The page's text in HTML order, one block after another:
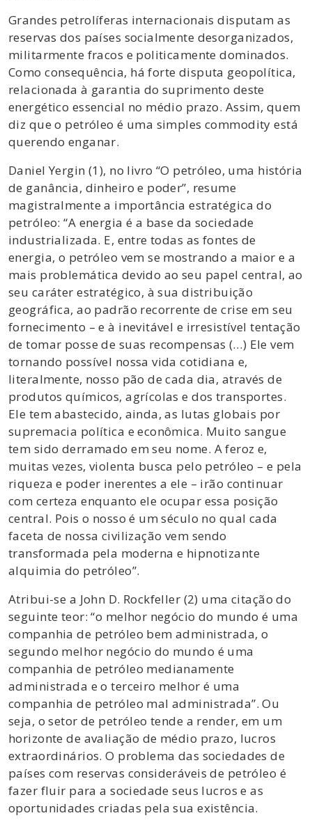
Grandes petrolíferas internacionais disputam as
reservas dos países socialmente desorganizados,
militarmente fracos e politicamente dominados.
Como consequência, há forte disputa geopolítica,
relacionada à garantia do suprimento deste
energético essencial no médio prazo. Assim, quem
diz que o petróleo é uma simples commodity está
querendo enganar.
Daniel Yergin (1), no livro “O petróleo, uma história
de ganância, dinheiro e poder”, resume
magistralmente a importância estratégica do
petróleo: “A energia é a base da sociedade
industrializada. E, entre todas as fontes de
energia, o petróleo vem se mostrando a maior e a
mais problemática devido ao seu papel central, ao
seu caráter estratégico, à sua distribuição
geográfica, ao padrão recorrente de crise em seu
fornecimento – e à inevitável e irresistível tentação
de tomar posse de suas recompensas (…) Ele vem
tornando possível nossa vida cotidiana e,
literalmente, nosso pão de cada dia, através de
produtos químicos, agrícolas e dos transportes.
Ele tem abastecido, ainda, as lutas globais por
supremacia política e econômica. Muito sangue
tem sido derramado em seu nome. A feroz e,
muitas vezes, violenta busca pelo petróleo – e pela
riqueza e poder inerentes a ele – irão continuar
com certeza enquanto ele ocupar essa posição
central. Pois o nosso é um século no qual cada
faceta de nossa civilização vem sendo
transformada pela moderna e hipnotizante
alquimia do petróleo”.
Atribui-se a John D. Rockfeller (2) uma citação do
seguinte teor: “o melhor negócio do mundo é uma
companhia de petróleo bem administrada, o
segundo melhor negócio do mundo é uma
companhia de petróleo medianamente
administrada e o terceiro melhor é uma
companhia de petróleo mal administrada”. Ou
seja, o setor de petróleo tende a render, em um
horizonte de avaliação de médio prazo, lucros
extraordinários. O problema das sociedades de
países com reservas consideráveis de petróleo é
fazer fluir para a sociedade seus lucros e as
oportunidades criadas pela sua existência.